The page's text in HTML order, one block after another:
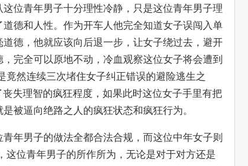
青年男子十分理性冷静，只是这位青年男子理
德和人性。作为开车人他完全知道女子误闯入单
德，他就应该向后退一步，让女子绕过去，避开
完全可以原地不动，冷血观察这位女子将会遭到
然连续三次堵住女子纠正错误的避险逃生之
失理智的疯狂程度，如果此时这位女子手里有把
被逼向绝路之人的疯狂状态和疯狂行为。
男子的做法全都合法合规，而这位中年女子则
这位青年男子的所作所为，无论是对于对方还是